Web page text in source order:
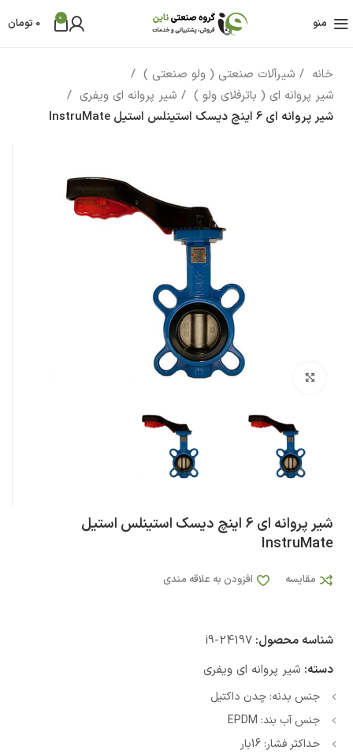
منو 0
0 تومان
خانه
شیرآلات صنعتی ( ولو صنعتی )
شیر پروانه ای ( باترفلای ولو )
شیر پروانه ای ویفری
شیر پروانه ای 6 اینچ دیسک استینلس استیل InstruMate
بزرگنمایی تصویر
شیر پروانه ای 6 اینچ دیسک استینلس استیل
InstruMate
مقایسه افزودن به علاقه مندی
شناسه محصول: i9-24197
دسته: شیر پروانه ای ویفری
جنس بدنه: چدن داکتیل
جنس آب بند: EPDM
حداکثر فشار: 16بار